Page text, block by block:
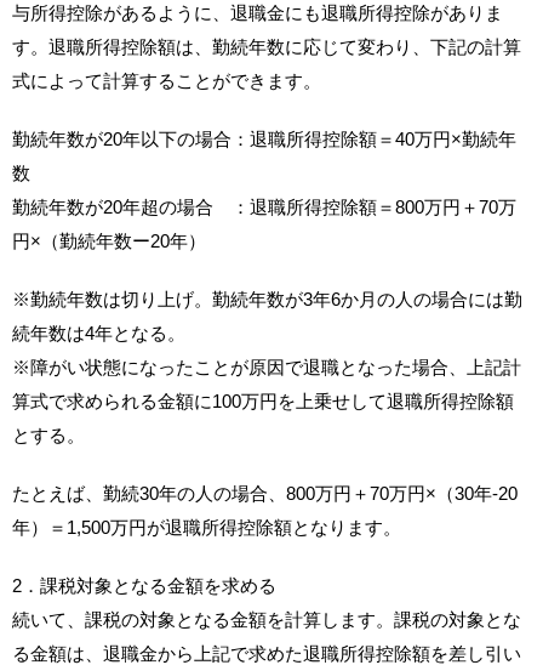
与所得控除があるように、退職金にも退職所得控除がありま
す。退職所得控除額は、勤続年数に応じて変わり、下記の計算
式によって計算することができます。
勤続年数が20年以下の場合：退職所得控除額＝40万円×勤続年
数
勤続年数が20年超の場合 ：退職所得控除額＝800万円＋70万
円×（勤続年数ー20年）
※勤続年数は切り上げ。勤続年数が3年6か月の人の場合には勤
続年数は4年となる。
※障がい状態になったことが原因で退職となった場合、上記計
算式で求められる金額に100万円を上乗せして退職所得控除額
とする。
たとえば、勤続30年の人の場合、800万円＋70万円×（30年-20
年）＝1,500万円が退職所得控除額となります。
2．課税対象となる金額を求める
続いて、課税の対象となる金額を計算します。課税の対象とな
る金額は、退職金から上記で求めた退職所得控除額を差し引い